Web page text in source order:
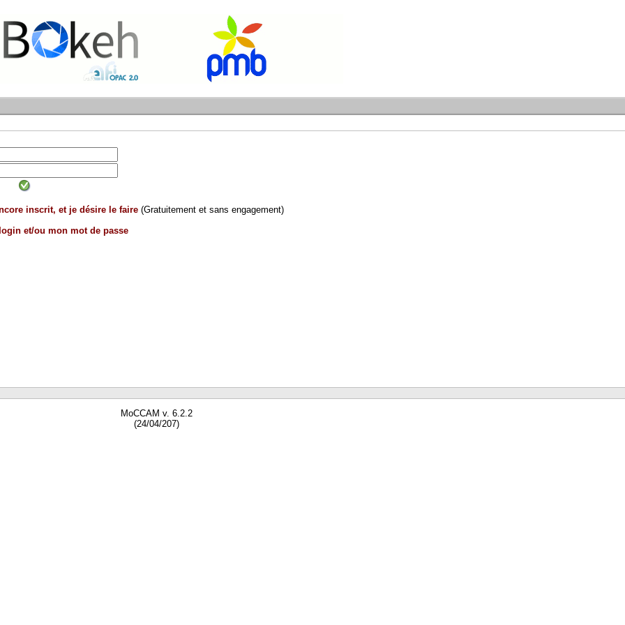
inscrit, et je désire le faire (Gratuitement et sans engagement)
et/ou mon mot de passe
MoCCAM v. 6.2.2
(24/04/207)